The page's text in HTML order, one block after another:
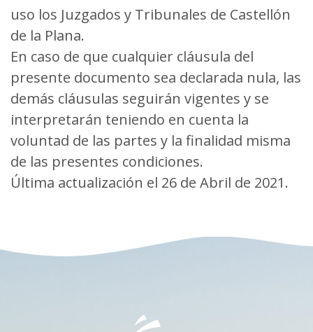
uso los Juzgados y Tribunales de Castellón
de la Plana.
En caso de que cualquier cláusula del
presente documento sea declarada nula, las
demás cláusulas seguirán vigentes y se
interpretarán teniendo en cuenta la
voluntad de las partes y la finalidad misma
de las presentes condiciones.
Última actualización el 26 de Abril de 2021.